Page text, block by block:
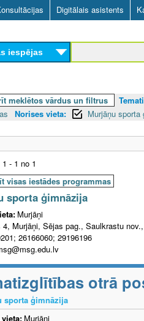
Skip
to
main
content
Digitālais asistents
iespējas
meklētos vārdus un filtrus
Norises vieta: Murjāņu sporta
- 1 no 1
visas iestādes programmas
sporta ģimnāzija
Murjāņi
Murjāņi, Sējas pag., Saulkrastu
26166060; 29196196
otrā
sporta ģimnāzija
Murjāņi